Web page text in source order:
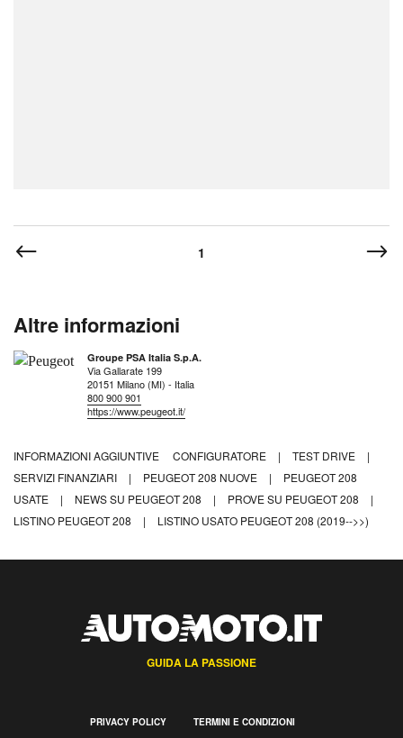
1
Altre informazioni
Groupe PSA Italia S.p.A.
Via Gallarate 199
20151 Milano (MI) - Italia
800 900 901
https://www.peugeot.it/
INFORMAZIONI AGGIUNTIVE CONFIGURATORE | TEST DRIVE
|
SERVIZI FINANZIARI
| PEUGEOT 208 NUOVE |
PEUGEOT 208
USATE
| NEWS SU PEUGEOT 208 | PROVE SU PEUGEOT 208
|
LISTINO PEUGEOT 208
| LISTINO USATO PEUGEOT 208 (2019-->>)
GUIDA LA PASSIONE
PRIVACY POLICY TERMINI E CONDIZIONI